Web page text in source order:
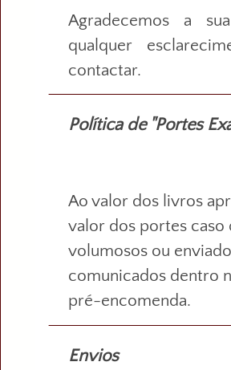
Agradecemos a
qualquer
contactar.
Política de "Portes
Ao valor dos livros
valor dos portes caso
volumosos ou
comunicados dentro
pré-encomenda.
Envios